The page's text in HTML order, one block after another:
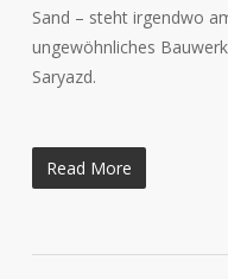
Sand – steht irgendwo
ungewöhnliches
Saryazd.
Read More